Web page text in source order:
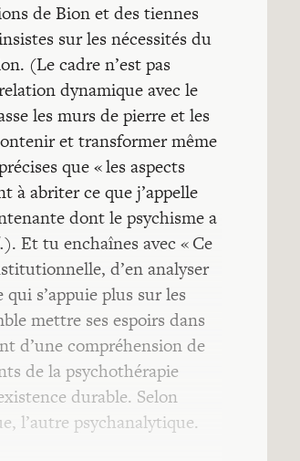
de Bion et des tiennes
sur les nécessités du
(Le cadre n’est pas
dynamique avec le
les murs de pierre et les
et transformer même
que « les aspects
à abriter ce que j’appelle
dont le psychisme a
). Et tu enchaînes avec « Ce
d’en analyser
s’appuie plus sur les
mettre ses espoirs dans
d’une compréhension de
de la psychothérapie
durable. Selon
l’autre psychanalytique.